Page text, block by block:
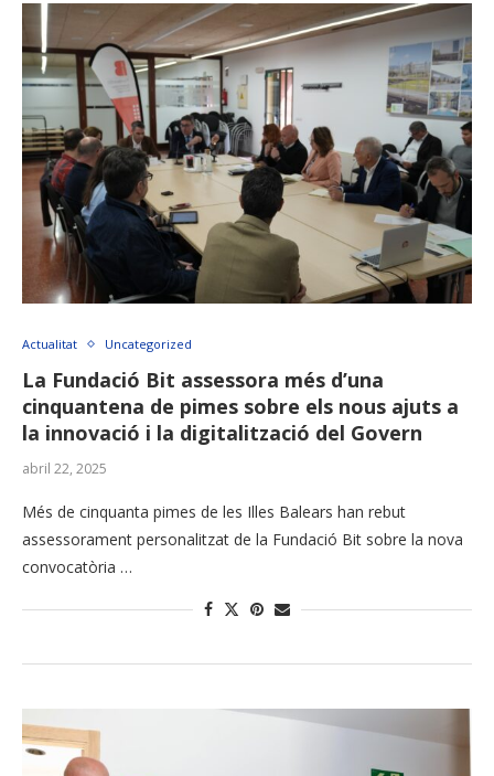
Actualitat Uncategorized
La Fundació Bit assessora més d’una
cinquantena de pimes sobre els nous ajuts a
la innovació i la digitalització del Govern
abril 22, 2025
Més de cinquanta pimes de les Illes Balears han rebut
assessorament personalitzat de la Fundació Bit sobre la nova
convocatòria …